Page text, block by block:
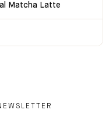
Matcha Latte